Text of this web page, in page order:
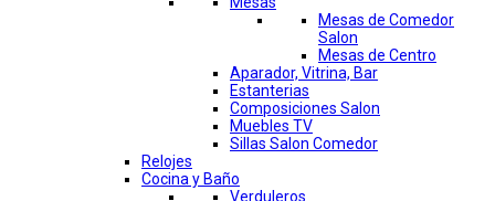
Mesas de Comedor
Salon
Mesas de Centro
Aparador, Vitrina, Bar
Estanterias
Composiciones Salon
Muebles TV
Sillas Salon Comedor
Relojes
Cocina y Baño
Verduleros